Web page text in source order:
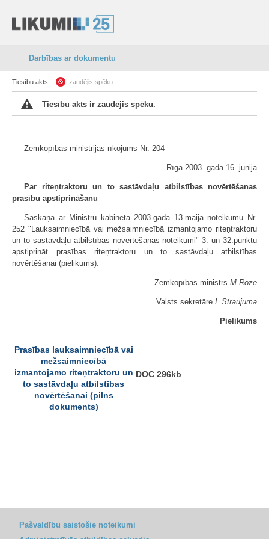
Darbības ar dokumentu
Tiesību akts: zaudējis spēku
Tiesību akts ir zaudējis spēku.
Zemkopības ministrijas rīkojums Nr. 204
Rīgā 2003. gada 16. jūnijā
Par riteņtraktoru un to sastāvdaļu atbilstības novērtēšanas
prasību apstiprināšanu
Saskaņā ar Ministru kabineta 2003.gada 13.maija noteikumu Nr.
252 "Lauksaimniecībā vai mežsaimniecībā izmantojamo riteņtraktoru
un to sastāvdaļu atbilstības novērtēšanas noteikumi" 3. un 32.punktu
apstiprināt prasības riteņtraktoru un to sastāvdaļu atbilstības
novērtēšanai (pielikums).
Zemkopības ministrs M.Roze
Valsts sekretāre L.Straujuma
Pielikums
Prasības lauksaimniecībā vai
mežsaimniecībā
izmantojamo riteņtraktoru un
to sastāvdaļu atbilstības
novērtēšanai (pilns
dokuments)
DOC 296kb
Pašvaldību saistošie noteikumi